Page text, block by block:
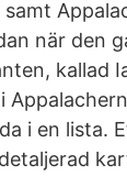
när den
kallad
i en lista.